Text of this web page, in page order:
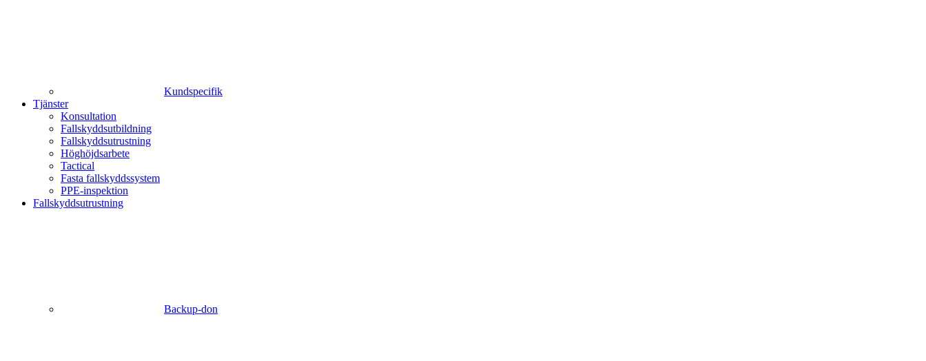
Kundspecifik
Tjänster
Konsultation
Fallskyddsutbildning
Fallskyddsutrustning
Höghöjdsarbete
Tactical
Fasta fallskyddssystem
PPE-inspektion
Fallskyddsutrustning
Backup-don